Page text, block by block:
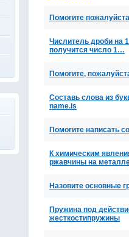
Помогите
Числитель дроби на
получится число 1…
Помогите,
Составь слова из
name.is
Помогите написать
К химическим
ржавчины на
Назовите основные
Пружина под
жесткостипружины